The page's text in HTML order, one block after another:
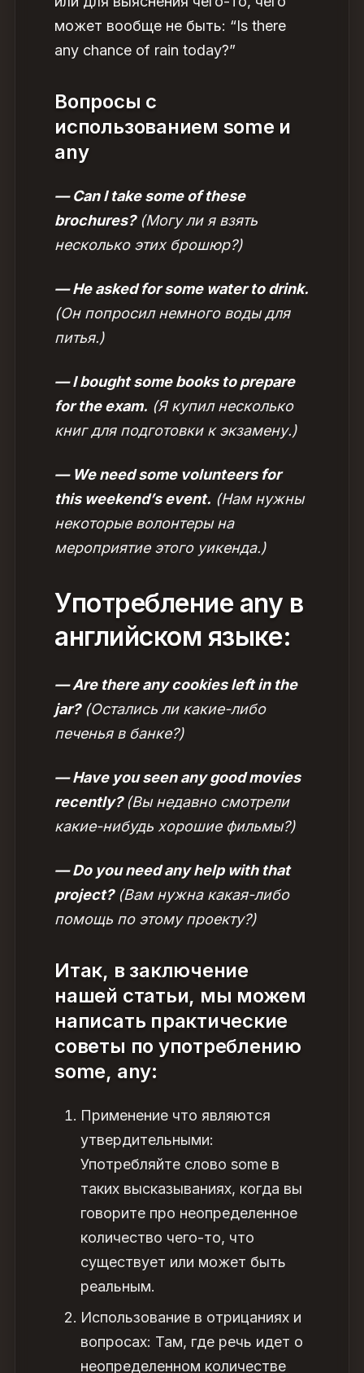
может вообще не быть: “Is there
any chance of rain today?”
Вопросы с
использованием some и
any
— Can I take some of these
brochures?(Могу ли я взять
несколько этих брошюр?)
— He asked for some water to drink.
(Он попросил немного воды для
питья.)
— I bought some books to prepare
for the exam. (Я купил несколько
книг для подготовки к экзамену.)
— We need some volunteers for
this weekend’s event. (Нам нужны
некоторые волонтеры на
мероприятие этого уикенда.)
Употребление any в
английском языке:
— Are there any cookies left in the
jar?(Остались ли какие-либо
печенья в банке?)
— Have you seen any good movies
recently?(Вы недавно смотрели
какие-нибудь хорошие фильмы?)
— Do you need any help with that
project?(Вам нужна какая-либо
помощь по этому проекту?)
Итак, в заключение
нашей статьи, мы можем
написать практические
советы по употреблению
some, any:
Применение что являются
утвердительными:
Употребляйте слово some в
таких высказываниях, когда вы
говорите про неопределенное
количество чего-то, что
существует или может быть
реальным.
Использование в отрицаниях и
вопросах: Там, где речь идет о
неопределенном количестве